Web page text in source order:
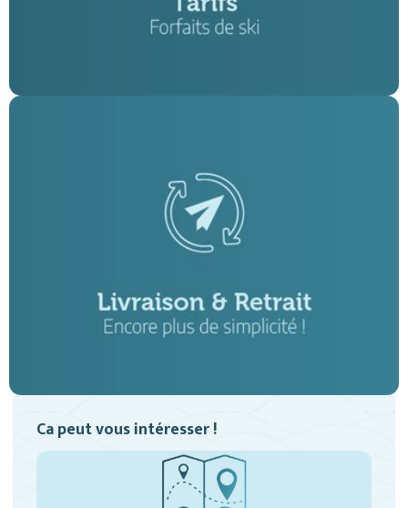
Ca peut vous intéresser !